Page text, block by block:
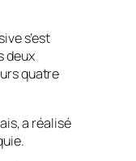
s’est
deux
quatre
a réalisé